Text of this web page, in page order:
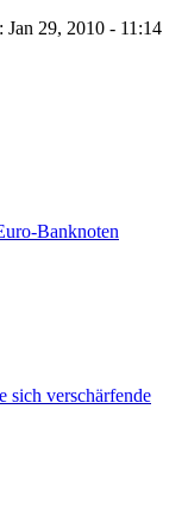
Jan 29, 2010 - 11:14
Banknoten
sich verschärfende